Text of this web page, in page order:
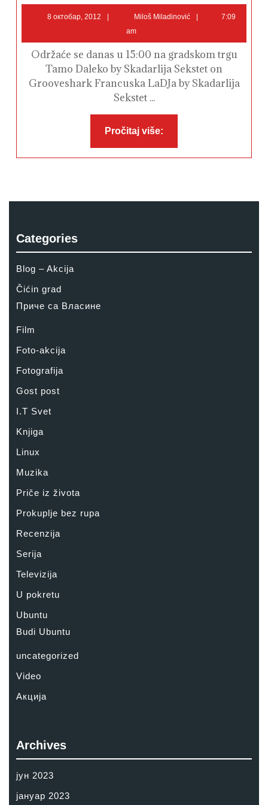
mobilizacije
drugog
Knjaz
Mihajlo
8 октобар, 2012
2012
Miloš Miladinović
7:09
am
Održaće se danas u 15:00 na gradskom trgu
Tamo Daleko by Skadarlija Sekstet on
Grooveshark Francuska LaDJa by Skadarlija
Sekstet ...
Pročitaj više:
Categories
Blog – Akcija
Čićin grad
Приче са Власине
Film
Foto-akcija
Fotografija
Gost post
I.T Svet
Knjiga
Linux
Muzika
Priče iz života
Prokuplje bez rupa
Recenzija
Serija
Televizija
U pokretu
Ubuntu
Budi Ubuntu
uncategorized
Video
Акција
Archives
јун 2023
јануар 2023